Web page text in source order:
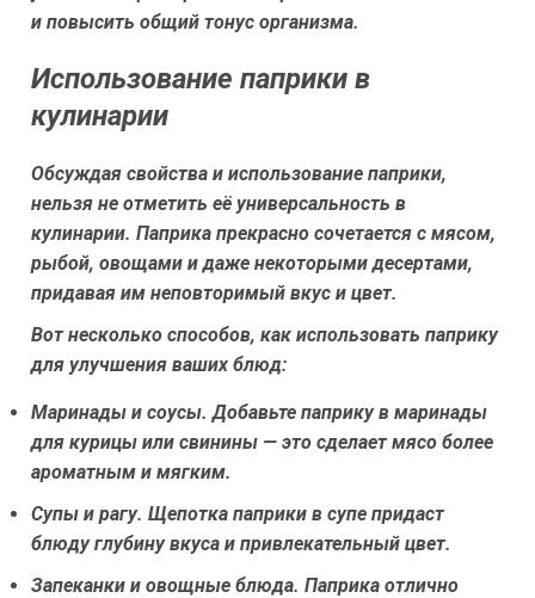
и повысить общий тонус организма.
Использование паприки в
кулинарии
Обсуждая свойства и использование паприки,
нельзя не отметить её универсальность в
кулинарии. Паприка прекрасно сочетается с мясом,
рыбой, овощами и даже некоторыми десертами,
придавая им неповторимый вкус и цвет.
Вот несколько способов, как использовать паприку
для улучшения ваших блюд:
Маринады и соусы. Добавьте паприку в маринады
для курицы или свинины — это сделает мясо более
ароматным и мягким.
Супы и рагу. Щепотка паприки в супе придаст
блюду глубину вкуса и привлекательный цвет.
Запеканки и овощные блюда. Паприка отлично